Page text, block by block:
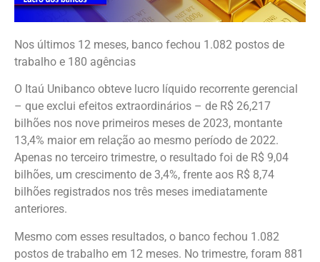
Nos últimos 12 meses, banco fechou 1.082 postos de
trabalho e 180 agências
O Itaú Unibanco obteve lucro líquido recorrente gerencial
– que exclui efeitos extraordinários – de R$ 26,217
bilhões nos nove primeiros meses de 2023, montante
13,4% maior em relação ao mesmo período de 2022.
Apenas no terceiro trimestre, o resultado foi de R$ 9,04
bilhões, um crescimento de 3,4%, frente aos R$ 8,74
bilhões registrados nos três meses imediatamente
anteriores.
Mesmo com esses resultados, o banco fechou 1.082
postos de trabalho em 12 meses. No trimestre, foram 881